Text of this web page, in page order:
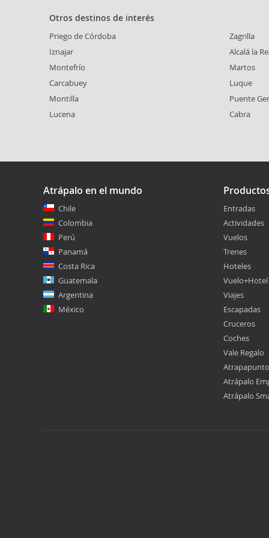
Otros destinos de interés
Priego de Córdoba
Iznajar
Montefrío
Carcabuey
Montilla
Lucena
Zagrilla
Alcalá la
Martos
Luque
Puente
Cabra
Atrápalo en el mundo
Chile
Colombia
Perú
Panamá
Costa Rica
Guatemala
Argentina
México
Entradas
Actividades
Vuelos
Trenes
Hoteles
Vuelo+Hotel
Viajes
Escapadas
Cruceros
Coches
Vale Regalo
Atrápalo
Atrápalo